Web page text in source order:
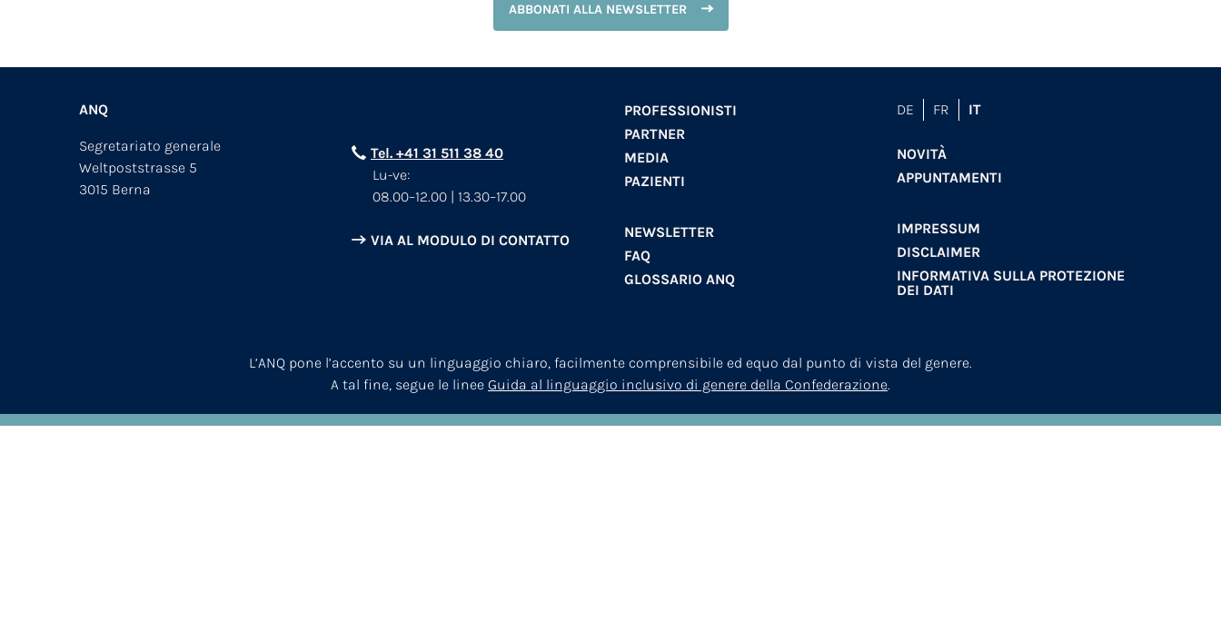
ABBONATI ALLA NEWSLETTER
ANQ
Segretariato generale
Weltpoststrasse 5
3015 Berna
Tel. +41 31 511 38 40
Lu-ve:
08.00–12.00 | 13.30–17.00
VIA AL MODULO DI CONTATTO
PROFESSIONISTI
PARTNER
MEDIA
PAZIENTI
NEWSLETTER
FAQ
GLOSSARIO ANQ
DE FR IT
NOVITÀ
APPUNTAMENTI
IMPRESSUM
DISCLAIMER
INFORMATIVA SULLA PROTEZIONE
DEI DATI
L’ANQ pone l’accento su un linguaggio chiaro, facilmente comprensibile ed equo dal punto di vista del genere.
A tal fine, segue le linee Guida al linguaggio inclusivo di genere della Confederazione.